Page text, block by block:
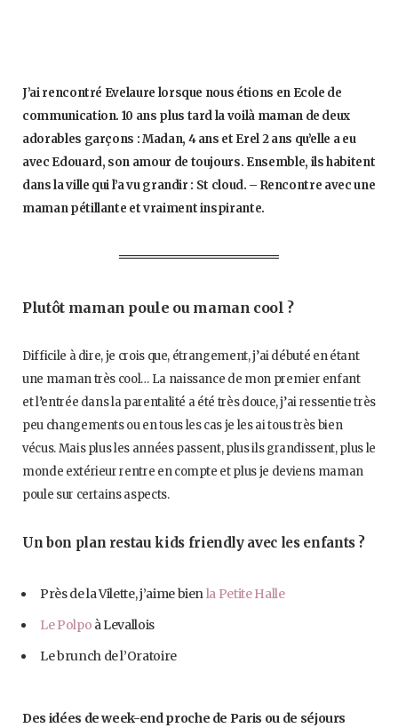
J’ai rencontré Evelaure lorsque nous étions en Ecole de
communication. 10 ans plus tard la voilà maman de deux
adorables garçons : Madan, 4 ans et Erel 2 ans qu’elle a eu
avec Edouard, son amour de toujours. Ensemble, ils habitent
dans la ville qui l’a vu grandir : St cloud. – Rencontre avec une
maman pétillante et vraiment inspirante.
Plutôt maman poule ou maman cool ?
Difficile à dire, je crois que, étrangement, j’ai débuté en étant
une maman très cool… La naissance de mon premier enfant
et l’entrée dans la parentalité a été très douce, j’ai ressentie très
peu changements ou en tous les cas je les ai tous très bien
vécus. Mais plus les années passent, plus ils grandissent, plus le
monde extérieur rentre en compte et plus je deviens maman
poule sur certains aspects.
Un bon plan restau kids friendly avec les enfants ?
Près de la Vilette, j’aime bienla Petite Halle
Le Polpo à Levallois
Le brunch de l’Oratoire
Des idées de week-end proche de Paris ou de séjours